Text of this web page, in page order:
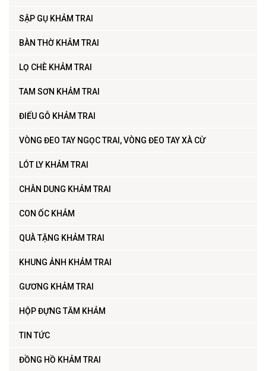
SẬP GỤ KHẢM TRAI
BÀN THỜ KHẢM TRAI
LỌ CHÈ KHẢM TRAI
TAM SƠN KHẢM TRAI
ĐIẾU GỖ KHẢM TRAI
VÒNG ĐEO TAY NGỌC TRAI, VÒNG ĐEO TAY XÀ CỪ
LÓT LY KHẢM TRAI
CHÂN DUNG KHẢM TRAI
CON ỐC KHẢM
QUÀ TẶNG KHẢM TRAI
KHUNG ẢNH KHẢM TRAI
GƯƠNG KHẢM TRAI
HỘP ĐỰNG TĂM KHẢM
TIN TỨC
ĐỒNG HỒ KHẢM TRAI